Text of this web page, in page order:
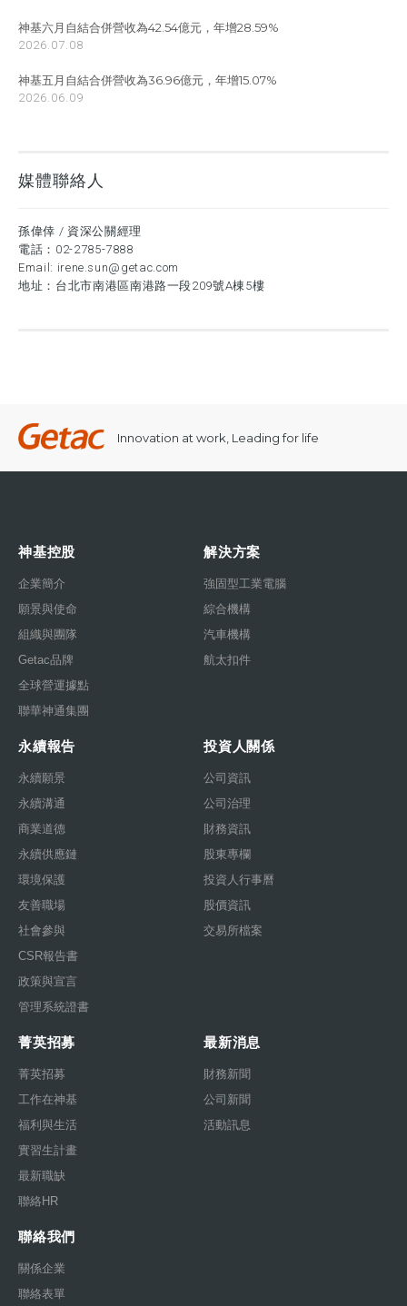
神基六月自結合併營收為42.54億元，年增28.59%
2026.07.08
神基五月自結合併營收為36.96億元，年增15.07%
2026.06.09
媒體聯絡人
孫偉倖 / 資深公關經理
電話： 02-2785-7888
Email: irene.sun@getac.com
地址：台北市南港區南港路一段209號A棟5樓
Innovation at work, Leading for life
神基控股
企業簡介
願景與使命
組織與團隊
Getac品牌
全球營運據點
聯華神通集團
解決方案
強固型工業電腦
綜合機構
汽車機構
航太扣件
永續報告
永續願景
永續溝通
商業道德
永續供應鏈
環境保護
友善職場
社會參與
CSR報告書
政策與宣言
管理系統證書
投資人關係
公司資訊
公司治理
財務資訊
股東專欄
投資人行事曆
股價資訊
交易所檔案
菁英招募
菁英招募
工作在神基
福利與生活
實習生計畫
最新職缺
聯絡HR
最新消息
財務新聞
公司新聞
活動訊息
聯絡我們
關係企業
聯絡表單